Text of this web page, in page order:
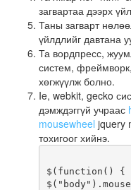
загвартаа дээрх
Таны загварт
үйлдлийг давтана
Та вордпресс,
систем,
хөгжүүлж болно.
Ie, webkit, gecko
дэмждэггүй учраас
mousewheel jquery
тохигоог хийнэ.
$(function() {